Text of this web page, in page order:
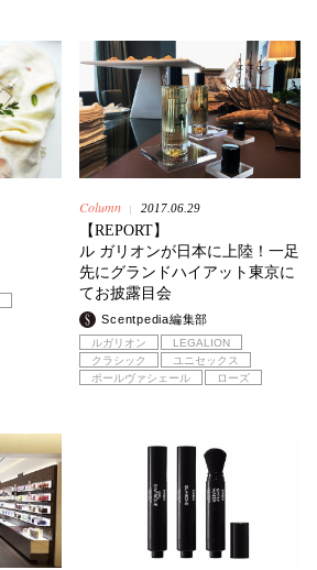
Column 2017.06.29
【REPORT】
ル ガリオンが日本に上陸！一足
先にグランドハイアット東京に
てお披露目会
Scentpedia編集部
ルガリオン
LEGALION
クラシック
ユニセックス
ポールヴァシェール
ローズ